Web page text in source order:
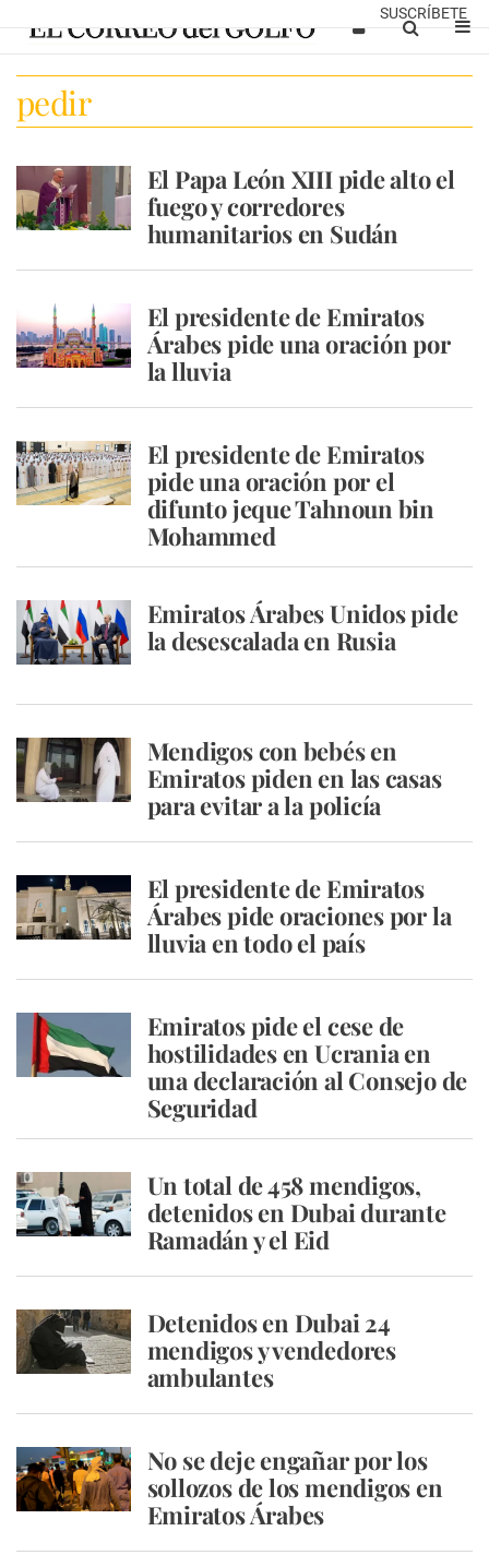
SUSCRÍBETE
pedir
El Papa León XIII pide alto el
fuego y corredores
humanitarios en Sudán
El presidente de Emiratos
Árabes pide una oración por
la lluvia
El presidente de Emiratos
pide una oración por el
difunto jeque Tahnoun bin
Mohammed
Emiratos Árabes Unidos pide
la desescalada en Rusia
Mendigos con bebés en
Emiratos piden en las casas
para evitar a la policía
El presidente de Emiratos
Árabes pide oraciones por la
lluvia en todo el país
Emiratos pide el cese de
hostilidades en Ucrania en
una declaración al Consejo de
Seguridad
Un total de 458 mendigos,
detenidos en Dubai durante
Ramadán y el Eid
Detenidos en Dubai 24
mendigos y vendedores
ambulantes
No se deje engañar por los
sollozos de los mendigos en
Emiratos Árabes